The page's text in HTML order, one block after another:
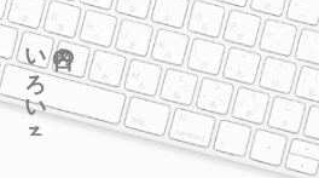
の
い
ろ
い
ろ